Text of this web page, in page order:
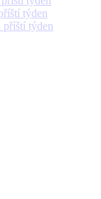
týden
týden